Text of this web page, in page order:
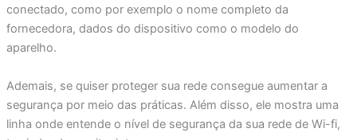
conectado, como por exemplo o nome completo da
fornecedora, dados do dispositivo como o modelo do
aparelho.
Ademais, se quiser proteger sua rede consegue aumentar a
segurança por meio das práticas. Além disso, ele mostra uma
linha onde entende o nível de segurança da sua rede de Wi-fi,